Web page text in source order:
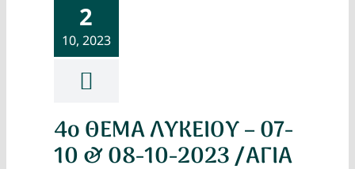
2
10, 2023
4ο ΘΕΜΑ ΛΥΚΕΙΟΥ – 07-
10 & 08-10-2023 /ΑΓΙΑ